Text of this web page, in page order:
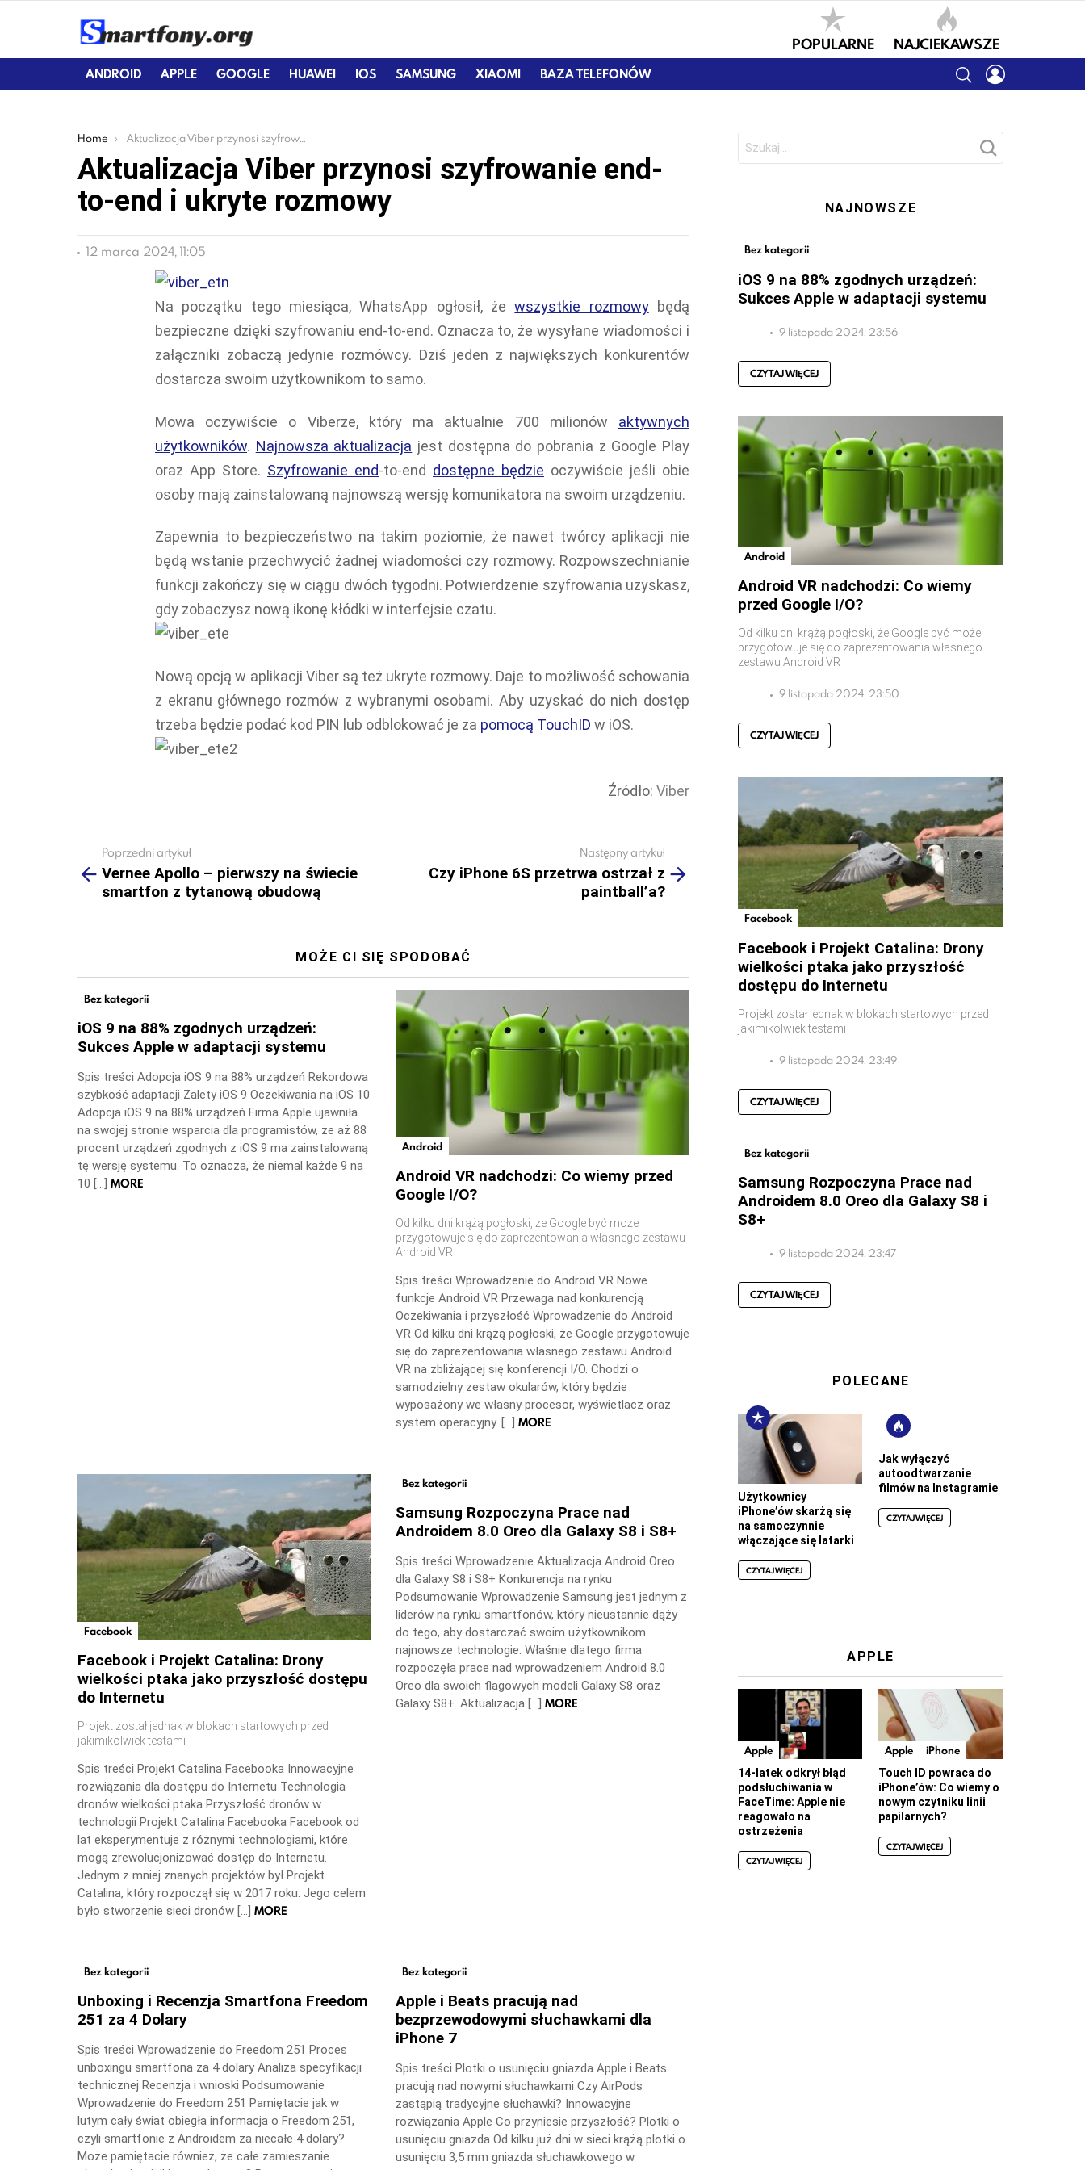
POPULARNE NAJCIEKAWSZE
ANDROID APPLE GOOGLE HUAWEI IOS SAMSUNG XIAOMI BAZA TELEFONÓW SEARCH
You are here:
Home Aktualizacja Viber przynosi szyfrowanie end-to-end i ukryte rozmowy
Aktualizacja Viber przynosi szyfrowanie end-
to-end i ukryte rozmowy
12 marca 2024, 11:05
Na początku tego miesiąca, WhatsApp ogłosił, żewszystkie rozmowybędą
bezpieczne dzięki szyfrowaniu end-to-end. Oznacza to, że wysyłane wiadomości i
załączniki zobaczą jedynie rozmówcy. Dziś jeden z największych konkurentów
dostarcza swoim użytkownikom to samo.
Mowa oczywiście o Viberze, który ma aktualnie 700 milionów aktywnych
użytkowników. Najnowsza aktualizacja jest dostępna do pobrania z Google Play
oraz App Store. Szyfrowanie end-to-end dostępne będzie oczywiście jeśli obie
osoby mają zainstalowaną najnowszą wersję komunikatora na swoim urządzeniu.
Zapewnia to bezpieczeństwo na takim poziomie, że nawet twórcy aplikacji nie
będą wstanie przechwycić żadnej wiadomości czy rozmowy. Rozpowszechnianie
funkcji zakończy się w ciągu dwóch tygodni. Potwierdzenie szyfrowania uzyskasz,
gdy zobaczysz nową ikonę kłódki w interfejsie czatu.
Nową opcją w aplikacji Viber są też ukryte rozmowy. Daje to możliwość schowania
z ekranu głównego rozmów z wybranymi osobami. Aby uzyskać do nich dostęp
trzeba będzie podać kod PIN lub odblokować je za pomocą TouchID w iOS.
Źródło: Viber
more
Poprzedni artykuł
Vernee Apollo – pierwszy na świecie
smartfon z tytanową obudową
Następny artykuł
Czy iPhone 6S przetrwa ostrzał z
paintball’a?
MOŻE CI SIĘ SPODOBAĆ
Bez kategorii
iOS 9 na 88% zgodnych urządzeń:
Sukces Apple w adaptacji systemu
Spis treści Adopcja iOS 9 na 88% urządzeń Rekordowa
szybkość adaptacji Zalety iOS 9 Oczekiwania na iOS 10
Adopcja iOS 9 na 88% urządzeń Firma Apple ujawniła
na swojej stronie wsparcia dla programistów, że aż 88
procent urządzeń zgodnych z iOS 9 ma zainstalowaną
tę wersję systemu. To oznacza, że niemal każde 9 na
10 […] MORE
Android
Android VR nadchodzi: Co wiemy przed
Google I/O?
Od kilku dni krążą pogłoski, że Google być może
przygotowuje się do zaprezentowania własnego zestawu
Android VR
Spis treści Wprowadzenie do Android VR Nowe
funkcje Android VR Przewaga nad konkurencją
Oczekiwania i przyszłość Wprowadzenie do Android
VR Od kilku dni krążą pogłoski, że Google przygotowuje
się do zaprezentowania własnego zestawu Android
VR na zbliżającej się konferencji I/O. Chodzi o
samodzielny zestaw okularów, który będzie
wyposażony we własny procesor, wyświetlacz oraz
system operacyjny. […] MORE
Facebook
Facebook i Projekt Catalina: Drony
wielkości ptaka jako przyszłość dostępu
do Internetu
Projekt został jednak w blokach startowych przed
jakimikolwiek testami
Spis treści Projekt Catalina Facebooka Innowacyjne
rozwiązania dla dostępu do Internetu Technologia
dronów wielkości ptaka Przyszłość dronów w
technologii Projekt Catalina Facebooka Facebook od
lat eksperymentuje z różnymi technologiami, które
mogą zrewolucjonizować dostęp do Internetu.
Jednym z mniej znanych projektów był Projekt
Catalina, który rozpoczął się w 2017 roku. Jego celem
było stworzenie sieci dronów […] MORE
Bez kategorii
Samsung Rozpoczyna Prace nad
Androidem 8.0 Oreo dla Galaxy S8 i S8+
Spis treści Wprowadzenie Aktualizacja Android Oreo
dla Galaxy S8 i S8+ Konkurencja na rynku
Podsumowanie Wprowadzenie Samsung jest jednym z
liderów na rynku smartfonów, który nieustannie dąży
do tego, aby dostarczać swoim użytkownikom
najnowsze technologie. Właśnie dlatego firma
rozpoczęła prace nad wprowadzeniem Android 8.0
Oreo dla swoich flagowych modeli Galaxy S8 oraz
Galaxy S8+. Aktualizacja […] MORE
Bez kategorii
Unboxing i Recenzja Smartfona Freedom
251 za 4 Dolary
Spis treści Wprowadzenie do Freedom 251 Proces
unboxingu smartfona za 4 dolary Analiza specyfikacji
technicznej Recenzja i wnioski Podsumowanie
Wprowadzenie do Freedom 251 Pamiętacie jak w
lutym cały świat obiegła informacja o Freedom 251,
czyli smartfonie z Androidem za niecałe 4 dolary?
Może pamiętacie również, że całe zamieszanie
Bez kategorii
Apple i Beats pracują nad
bezprzewodowymi słuchawkami dla
iPhone 7
Spis treści Plotki o usunięciu gniazda Apple i Beats
pracują nad nowymi słuchawkami Czy AirPods
zastąpią tradycyjne słuchawki? Innowacyjne
rozwiązania Apple Co przyniesie przyszłość? Plotki o
usunięciu gniazda Od kilku już dni w sieci krążą plotki o
usunięciu 3,5 mm gniazda słuchawkowego w
NAJNOWSZE
Bez kategorii
iOS 9 na 88% zgodnych urządzeń:
Sukces Apple w adaptacji systemu
9 listopada 2024, 23:56
CZYTAJ WIĘCEJ
Android
Android VR nadchodzi: Co wiemy
przed Google I/O?
Od kilku dni krążą pogłoski, że Google być może
przygotowuje się do zaprezentowania własnego
zestawu Android VR
9 listopada 2024, 23:50
CZYTAJ WIĘCEJ
Facebook
Facebook i Projekt Catalina: Drony
wielkości ptaka jako przyszłość
dostępu do Internetu
Projekt został jednak w blokach startowych przed
jakimikolwiek testami
9 listopada 2024, 23:49
CZYTAJ WIĘCEJ
Bez kategorii
Samsung Rozpoczyna Prace nad
Androidem 8.0 Oreo dla Galaxy S8 i
S8+
9 listopada 2024, 23:47
CZYTAJ WIĘCEJ
POLECANE
Użytkownicy
iPhone’ów skarżą się
na samoczynnie
włączające się latarki
CZYTAJ WIĘCEJ
Jak wyłączyć
autoodtwarzanie
filmów na Instagramie
CZYTAJ WIĘCEJ
APPLE
Apple
14-latek odkrył błąd
podsłuchiwania w
FaceTime: Apple nie
reagowało na
ostrzeżenia
CZYTAJ WIĘCEJ
Apple iPhone
Touch ID powraca do
iPhone’ów: Co wiemy o
nowym czytniku linii
papilarnych?
CZYTAJ WIĘCEJ